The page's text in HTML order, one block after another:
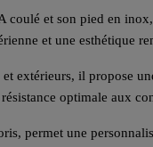
coulé et son pied en
et une esthétique
extérieurs, il propose
optimale aux
permet une